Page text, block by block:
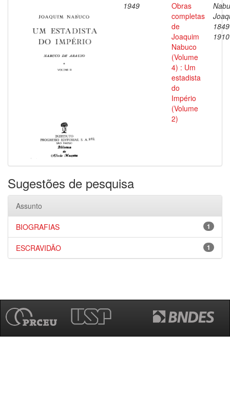
1949
Obras
completas
de
Joaquim
Nabuco
(Volume
4) : Um
estadista
do
Império
(Volume
2)
1910
Sugestões de pesquisa
Assunto
1
BIOGRAFIAS
1
ESCRAVIDÃO